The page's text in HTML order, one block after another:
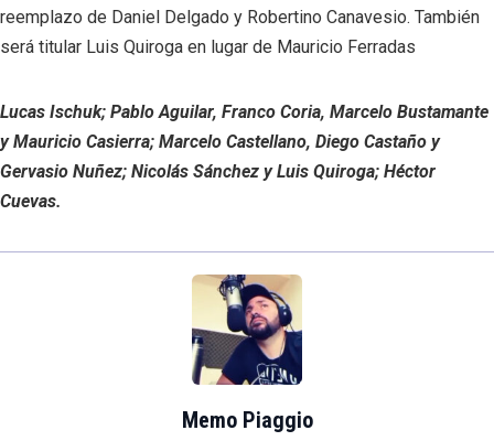
reemplazo de Daniel Delgado y Robertino Canavesio. También
será titular Luis Quiroga en lugar de Mauricio Ferradas
Lucas Ischuk; Pablo Aguilar, Franco Coria, Marcelo Bustamante
y Mauricio Casierra; Marcelo Castellano, Diego Castaño y
Gervasio Nuñez; Nicolás Sánchez y Luis Quiroga; Héctor
Cuevas.
Memo Piaggio